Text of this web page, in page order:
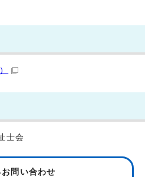
士会
お問い合わせ